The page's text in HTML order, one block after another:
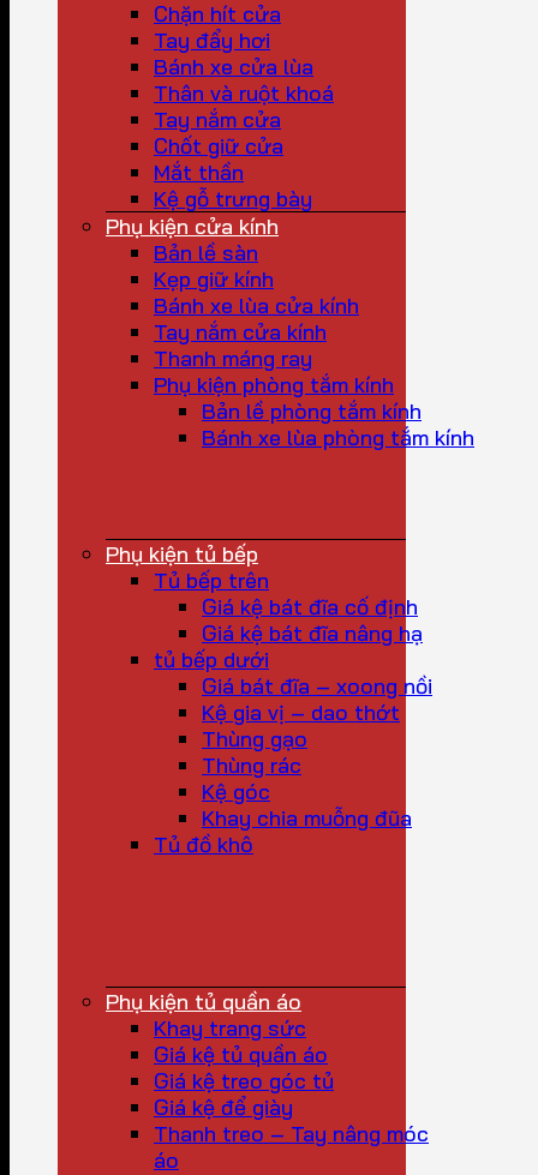
Chặn hít cửa
Tay đẩy hơi
Bánh xe cửa lùa
Thân và ruột khoá
Tay nắm cửa
Chốt giữ cửa
Mắt thần
Kệ gỗ trưng bày
Phụ kiện cửa kính
Bản lề sàn
Kẹp giữ kính
Bánh xe lùa cửa kính
Tay nắm cửa kính
Thanh máng ray
Phụ kiện phòng tắm kính
Bản lề phòng tắm kính
Bánh xe lùa phòng tắm kính
Phụ kiện tủ bếp
Tủ bếp trên
Giá kệ bát đĩa cố định
Giá kệ bát đĩa nâng hạ
tủ bếp dưới
Giá bát đĩa – xoong nồi
Kệ gia vị – dao thớt
Thùng gạo
Thùng rác
Kệ góc
Khay chia muỗng đũa
Tủ đồ khô
Phụ kiện tủ quần áo
Khay trang sức
Giá kệ tủ quần áo
Giá kệ treo góc tủ
Giá kệ để giày
Thanh treo – Tay nâng móc
áo